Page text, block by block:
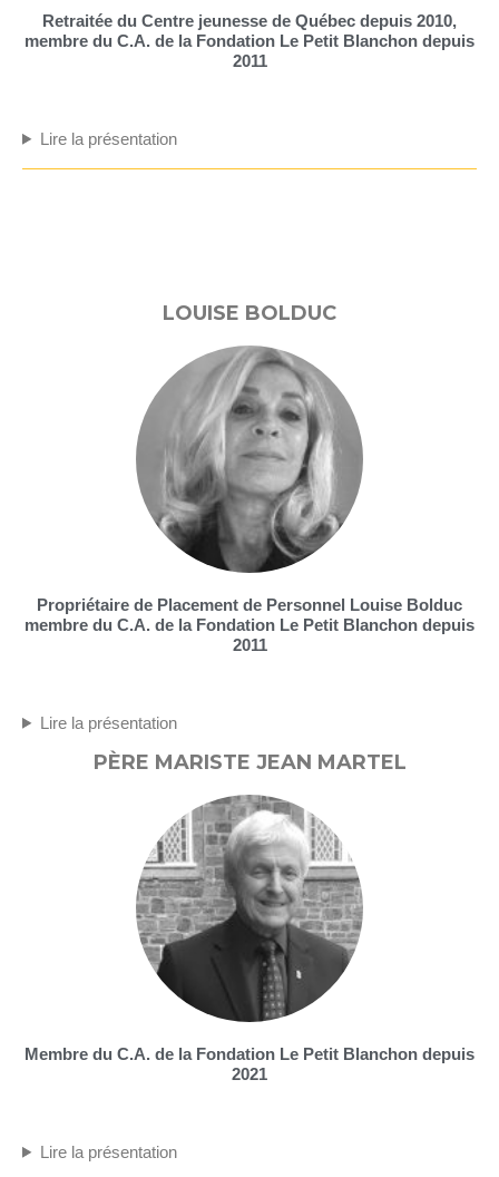
Retraitée du Centre jeunesse de Québec depuis 2010,
membre du C.A. de la Fondation Le Petit Blanchon depuis
2011
Lire la présentation
LOUISE BOLDUC
Propriétaire de Placement de Personnel Louise Bolduc
membre du C.A. de la Fondation Le Petit Blanchon depuis
2011
Lire la présentation
PÈRE MARISTE JEAN MARTEL​
Membre du C.A. de la Fondation Le Petit Blanchon depuis
2021
Lire la présentation